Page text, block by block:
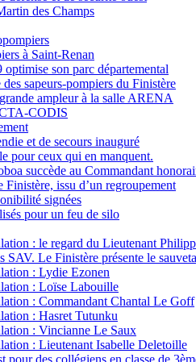
des Champs
à Saint-Renan
son parc départemental
sapeurs-pompiers du Finistère
ampleur à la salle ARENA
CODIS
et de secours inauguré
pour ceux qui en manquent.
succède au Commandant
issu d’un regroupement
signées
pour un feu de silo
: le regard du Lieutenant
SAV. Le Finistère présente le
: Lydie Ezonen
: Loïse Labouille
: Commandant Chantal Le Goff
: Hasret Tutunku
: Vincianne Le Saux
: Lieutenant Isabelle Deletoille
pour des collégiens en classe de